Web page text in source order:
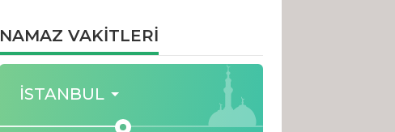
NAMAZ VAKİTLERİ
İSTANBUL